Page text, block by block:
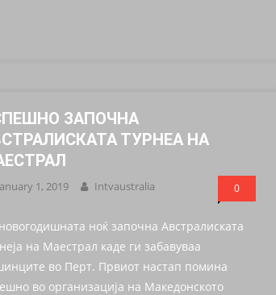
ЗАПОЧНА
ТУРНЕА НА
1, 2019 Intvaustralia 0
ноќ започна Австралиската
на Маестрал каде ги забавуваа
во Перт. Првиот настап помина
во организација на Македонското